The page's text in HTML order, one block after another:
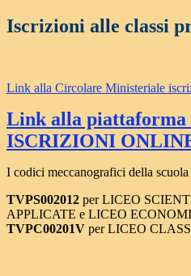
Iscrizioni alle classi
Link alla Circolare Ministeriale
Link alla piattaforma
ISCRIZIONI
I codici meccanografici della scuola
TVPS002012 per LICEO
APPLICATE e LICEO
TVPC00201V per LICEO